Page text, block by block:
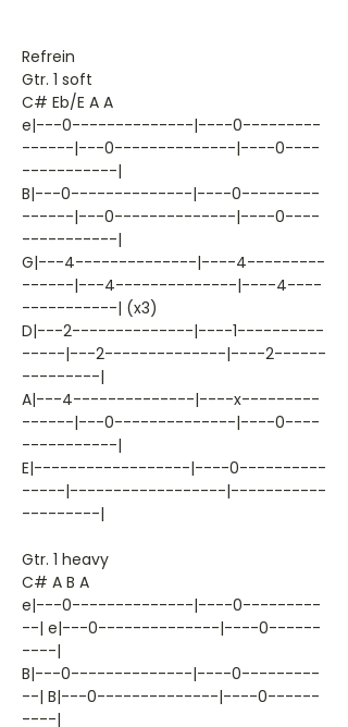
Refrein
Gtr. 1 soft
C# Eb/E A A
e|---0--------------|----0---------
------|---0--------------|----0----
-----------|
B|---0--------------|----0---------
------|---0--------------|----0----
-----------|
G|---4--------------|----4---------
------|---4--------------|----4----
-----------| (x3)
D|---2--------------|----1----------
-----|---2--------------|----2------
---------|
A|---4--------------|----x---------
------|---0--------------|----0----
-----------|
E|------------------|----0----------
-----|------------------|-----------
---------|
Gtr. 1 heavy
C# A B A
e|---0--------------|----0---------
--| e|---0--------------|----0------
----|
B|---0--------------|----0---------
--| B|---0--------------|----0------
----|